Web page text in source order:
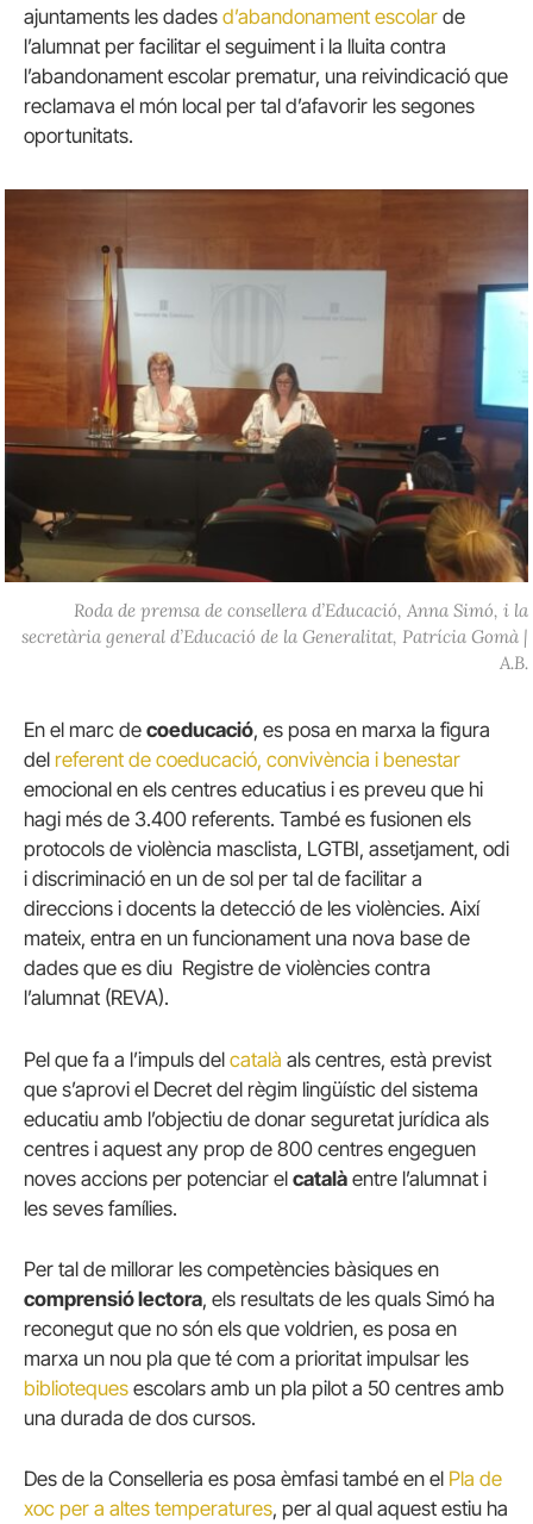
ajuntaments les dades d’abandonament escolar de
l’alumnat per facilitar el seguiment i la lluita contra
l’abandonament escolar prematur, una reivindicació que
reclamava el món local per tal d’afavorir les segones
oportunitats.
Roda de premsa de consellera d’Educació, Anna Simó, i la
secretària general d’Educació de la Generalitat, Patrícia Gomà |
A.B.
En el marc de coeducació, es posa en marxa la figura
del referent de coeducació, convivència i benestar
emocional en els centres educatius i es preveu que hi
hagi més de 3.400 referents. També es fusionen els
protocols de violència masclista, LGTBI, assetjament, odi
i discriminació en un de sol per tal de facilitar a
direccions i docents la detecció de les violències. Així
mateix, entra en un funcionament una nova base de
dades que es diu Registre de violències contra
l’alumnat (REVA).
Pel que fa a l’impuls del català als centres, està previst
que s’aprovi el Decret del règim lingüístic del sistema
educatiu amb l’objectiu de donar seguretat jurídica als
centres i aquest any prop de 800 centres engeguen
noves accions per potenciar el català entre l’alumnat i
les seves famílies.
Per tal de millorar les competències bàsiques en
comprensió lectora, els resultats de les quals Simó ha
reconegut que no són els que voldrien, es posa en
marxa un nou pla que té com a prioritat impulsar les
biblioteques escolars amb un pla pilot a 50 centres amb
una durada de dos cursos.
Des de la Conselleria es posa èmfasi també en el Pla de
xoc per a altes temperatures, per al qual aquest estiu ha